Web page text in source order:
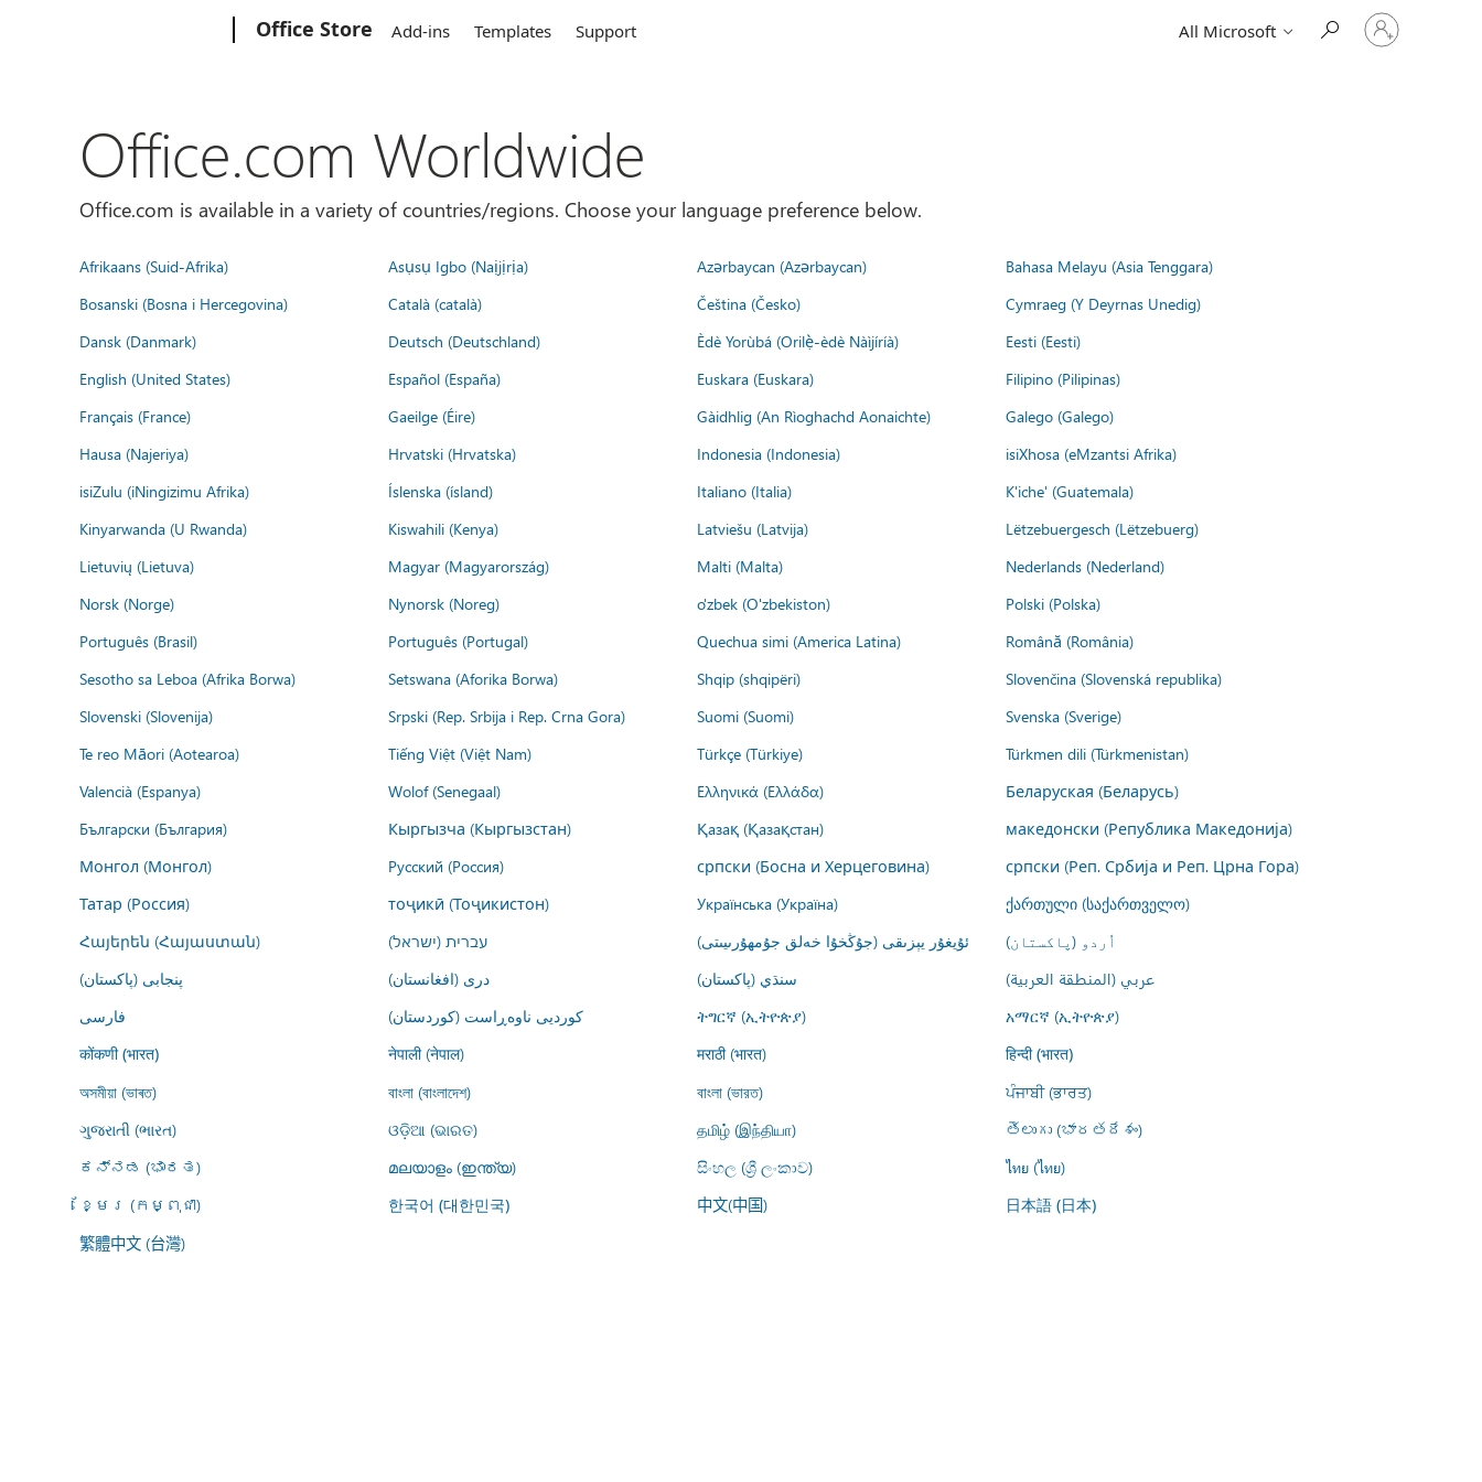
Office Store Add-ins Templates Support All Microsoft
Sign
in
Office.com Worldwide
Office.com is available in a variety of countries/regions. Choose your language preference below.
Afrikaans (Suid-Afrika) Asụsụ Igbo (Naịjịrịa) Azərbaycan (Azərbaycan)
Bahasa Melayu (Asia Tenggara)
Bosanski (Bosna i Hercegovina)
Català (català) Čeština (Česko)
Cymraeg (Y Deyrnas Unedig)
Dansk (Danmark)
Deutsch (Deutschland) Èdè Yorùbá (Orilẹ̀-èdè Nàìjíríà)
Eesti (Eesti)
English (United States)
Español (España) Euskara (Euskara)
Filipino (Pilipinas)
Français (France)
Gaeilge (Éire) Gàidhlig (An Rìoghachd Aonaichte)
Galego (Galego)
Hausa (Najeriya)
Hrvatski (Hrvatska) Indonesia (Indonesia)
isiXhosa (eMzantsi Afrika)
isiZulu (iNingizimu Afrika)
Íslenska (ísland) Italiano (Italia)
K'iche' (Guatemala)
Kinyarwanda (U Rwanda)
Kiswahili (Kenya) Latviešu (Latvija)
Lëtzebuergesch (Lëtzebuerg)
Lietuvių (Lietuva)
Magyar (Magyarország) Malti (Malta)
Nederlands (Nederland)
Norsk (Norge)
Nynorsk (Noreg) o'zbek (O'zbekiston)
Polski (Polska)
Português (Brasil)
Português (Portugal) Quechua simi (America Latina)
Română (România)
Sesotho sa Leboa (Afrika Borwa)
Setswana (Aforika Borwa) Shqip (shqipëri)
Slovenčina (Slovenská republika)
Slovenski (Slovenija)
Srpski (Rep. Srbija i Rep. Crna Gora) Suomi (Suomi)
Svenska (Sverige)
Te reo Māori (Aotearoa)
Tiếng Việt (Việt Nam) Türkçe (Türkiye)
Türkmen dili (Türkmenistan)
Valencià (Espanya)
Wolof (Senegaal) Ελληνικά (Ελλάδα)
Беларуская (Беларусь)
Български (България)
Кыргызча (Кыргызстан) Қазақ (Қазақстан)
македонски (Република Македонија)
Монгол (Монгол)
Русский (Россия) српски (Босна и Херцеговина)
српски (Реп. Србија и Реп. Црна Гора)
Татар (Россия)
тоҷикӣ (Тоҷикистон) Українська (Україна)
ქართული (საქართველო)
Հայերեն (Հայաստան)
עברית (ישראל) ئۇيغۇر يېزىقى (جۇڭخۇا خەلق جۇمھۇرىيىتى)
اُردو (پاکستان)
پنجابی (پاکستان)
درى (افغانستان) سنڌي (پاکستان)
عربي (المنطقة العربية)
فارسى
کوردیی ناوەڕاست (کوردستان) ትግርኛ (ኢትዮጵያ) አማርኛ (ኢትዮጵያ)
कोंकणी (भारत) नेपाली (नेपाल) मराठी (भारत) हिन्दी (भारत)
অসমীয়া (ভাৰত) বাংলা (বাংলাদেশ) বাংলা (ভারত)
ਪੰਜਾਬੀ (ਭਾਰਤ)
ગુજરાતી (ભારત)
ଓଡ଼ିଆ (ଭାରତ) தமிழ் (இந்தியா)
తెలుగు (భారతదేశం)
ಕನ್ನಡ (ಭಾರತ)
മലയാളം (ഇന്ത്യ) සිංහල (ශ්‍රී ලංකාව)
ไทย (ไทย)
ខ្មែរ (កម្ពុជា)
한국어 (대한민국) 中文(中国) 日本語 (日本)
繁體中文 (台灣)